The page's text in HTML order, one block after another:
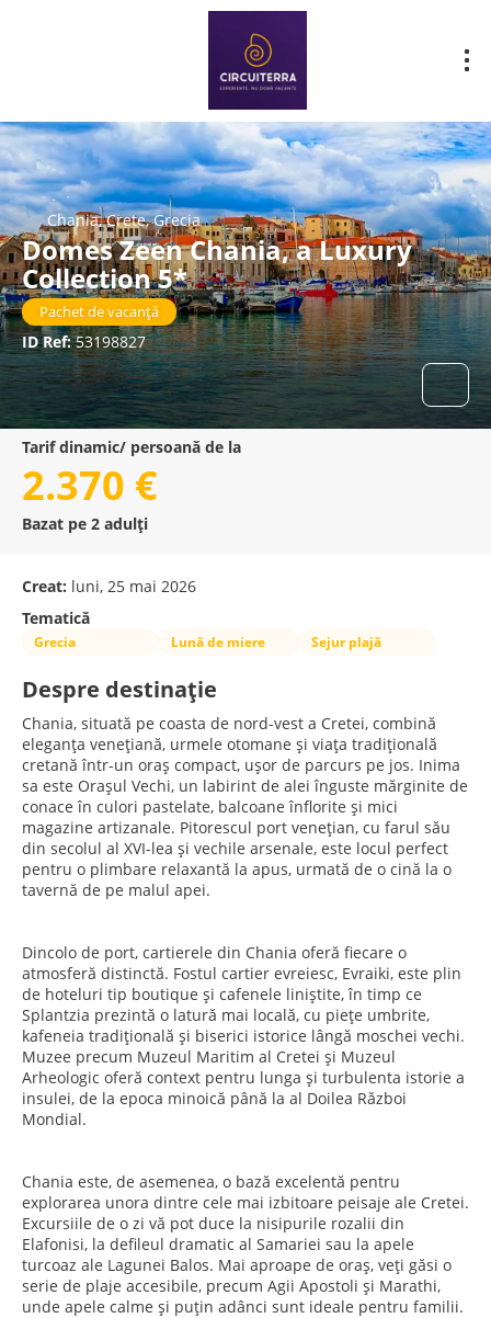
Chania, Crete, Grecia
Domes Zeen Chania, a Luxury
Collection 5*
Pachet de vacanță
ID Ref:53198827
Tarif dinamic/ persoană de la
2.370 €
Bazat pe 2 adulți
Creat: luni, 25 mai 2026
Tematică
Grecia Lună de miere Sejur plajă
Despre destinație
Chania, situată pe coasta de nord-vest a Cretei, combină
eleganța venețiană, urmele otomane și viața tradițională
cretană într-un oraș compact, ușor de parcurs pe jos. Inima
sa este Orașul Vechi, un labirint de alei înguste mărginite de
conace în culori pastelate, balcoane înflorite și mici
magazine artizanale. Pitorescul port venețian, cu farul său
din secolul al XVI-lea și vechile arsenale, este locul perfect
pentru o plimbare relaxantă la apus, urmată de o cină la o
tavernă de pe malul apei.
Dincolo de port, cartierele din Chania oferă fiecare o
atmosferă distinctă. Fostul cartier evreiesc, Evraiki, este plin
de hoteluri tip boutique și cafenele liniștite, în timp ce
Splantzia prezintă o latură mai locală, cu piețe umbrite,
kafeneia tradițională și biserici istorice lângă moschei vechi.
Muzee precum Muzeul Maritim al Cretei și Muzeul
Arheologic oferă context pentru lunga și turbulenta istorie a
insulei, de la epoca minoică până la al Doilea Război
Mondial.
Chania este, de asemenea, o bază excelentă pentru
explorarea unora dintre cele mai izbitoare peisaje ale Cretei.
Excursiile de o zi vă pot duce la nisipurile rozalii din
Elafonisi, la defileul dramatic al Samariei sau la apele
turcoaz ale Lagunei Balos. Mai aproape de oraș, veți găsi o
serie de plaje accesibile, precum Agii Apostoli și Marathi,
unde apele calme și puțin adânci sunt ideale pentru familii.